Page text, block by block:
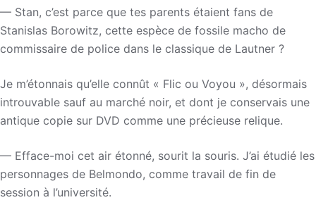
— Stan, c’est parce que tes parents étaient fans de
Stanislas Borowitz, cette espèce de fossile macho de
commissaire de police dans le classique de Lautner ?
Je m’étonnais qu’elle connût « Flic ou Voyou », désormais
introuvable sauf au marché noir, et dont je conservais une
antique copie sur DVD comme une précieuse relique.
— Efface-moi cet air étonné, sourit la souris. J’ai étudié les
personnages de Belmondo, comme travail de fin de
session à l’université.